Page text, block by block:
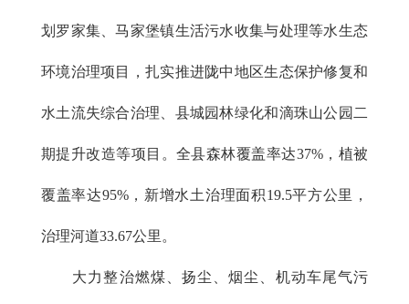
划罗家集、马家堡镇生活污水收集与处理等水生态
环境治理项目，扎实推进陇中地区生态保护修复和
水土流失综合治理、县城园林绿化和滴珠山公园二
期提升改造等项目。全县森林覆盖率达37%，植被
覆盖率达95%，新增水土治理面积19.5平方公里，
治理河道33.67公里。
大力整治燃煤、扬尘、烟尘、机动车尾气污